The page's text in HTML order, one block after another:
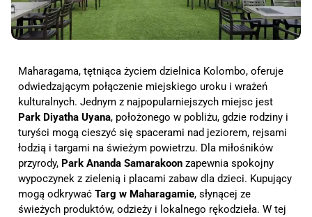
Maharagama, tętniąca życiem dzielnica Kolombo, oferuje
odwiedzającym połączenie miejskiego uroku i wrażeń
kulturalnych. Jednym z najpopularniejszych miejsc jest
Park Diyatha Uyana, położonego w pobliżu, gdzie rodziny i
turyści mogą cieszyć się spacerami nad jeziorem, rejsami
łodzią i targami na świeżym powietrzu. Dla miłośników
przyrody, Park Ananda Samarakoon zapewnia spokojny
wypoczynek z zielenią i placami zabaw dla dzieci. Kupujący
mogą odkrywać Targ w Maharagamie, słynącej ze
świeżych produktów, odzieży i lokalnego rękodzieła. W tej